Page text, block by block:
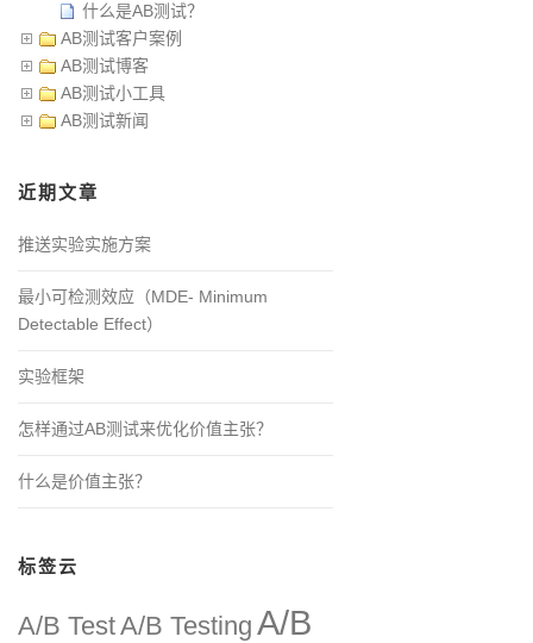
什么是AB测试？
AB测试客户案例
AB测试博客
AB测试小工具
AB测试新闻
近期文章
推送实验实施方案
最小可检测效应（MDE- Minimum
Detectable Effect）
实验框架
怎样通过AB测试来优化价值主张？
什么是价值主张？
标签云
A/B TestA/B Testing A/B